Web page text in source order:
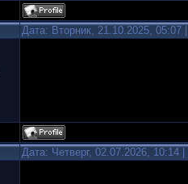
Дата: Вторник, 21.10.2025,
Дата: Четверг, 02.07.2026,